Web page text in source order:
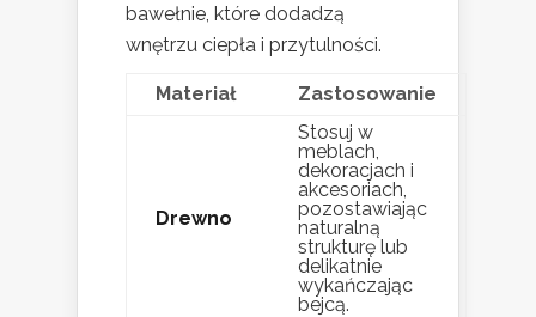
bawełnie, które dodadzą
wnętrzu ciepła i przytulności.
Materiał Zastosowanie
Drewno
Stosuj w
meblach,
dekoracjach i
akcesoriach,
pozostawiając
naturalną
strukturę lub
delikatnie
wykańczając
bejcą.